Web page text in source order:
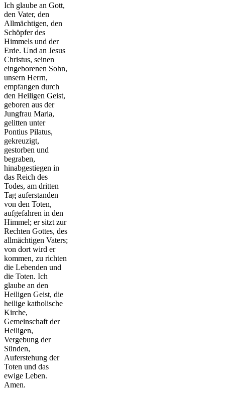
Ich glaube an Gott,
den Vater, den
Allmächtigen, den
Schöpfer des
Himmels und der
Erde. Und an Jesus
Christus, seinen
eingeborenen Sohn,
unsern Herrn,
empfangen durch
den Heiligen Geist,
geboren aus der
Jungfrau Maria,
gelitten unter
Pontius Pilatus,
gekreuzigt,
gestorben und
begraben,
hinabgestiegen in
das Reich des
Todes, am dritten
Tag auferstanden
von den Toten,
aufgefahren in den
Himmel; er sitzt zur
Rechten Gottes, des
allmächtigen Vaters;
von dort wird er
kommen, zu richten
die Lebenden und
die Toten. Ich
glaube an den
Heiligen Geist, die
heilige katholische
Kirche,
Gemeinschaft der
Heiligen,
Vergebung der
Sünden,
Auferstehung der
Toten und das
ewige Leben.
Amen.